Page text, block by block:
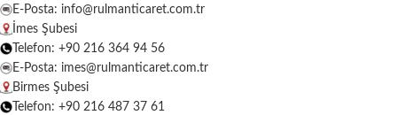
E-Posta: info@rulmanticaret.com.tr
İmes Şubesi
Telefon: +90 216 364 94 56
E-Posta: imes@rulmanticaret.com.tr
Birmes Şubesi
Telefon: +90 216 487 37 61